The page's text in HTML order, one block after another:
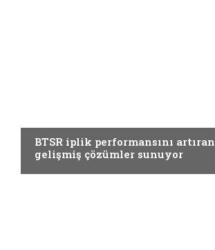
BTSR iplik performansını artıran
gelişmiş çözümler sunuyor